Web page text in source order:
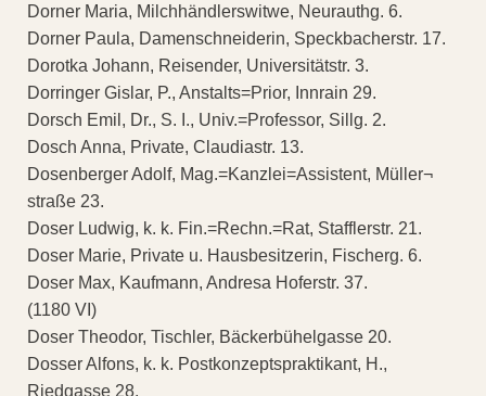
Dorner Maria, Milchhändlerswitwe, Neurauthg. 6.
Dorner Paula, Damenschneiderin, Speckbacherstr. 17.
Dorotka Johann, Reisender, Universitätstr. 3.
Dorringer Gislar, P., Anstalts=Prior, Innrain 29.
Dorsch Emil, Dr., S. I., Univ.=Professor, Sillg. 2.
Dosch Anna, Private, Claudiastr. 13.
Dosenberger Adolf, Mag.=Kanzlei=Assistent, Müller¬
straße 23.
Doser Ludwig, k. k. Fin.=Rechn.=Rat, Stafflerstr. 21.
Doser Marie, Private u. Hausbesitzerin, Fischerg. 6.
Doser Max, Kaufmann, Andresa Hoferstr. 37.
(1180 VI)
Doser Theodor, Tischler, Bäckerbühelgasse 20.
Dosser Alfons, k. k. Postkonzeptspraktikant, H.,
Riedgasse 28.